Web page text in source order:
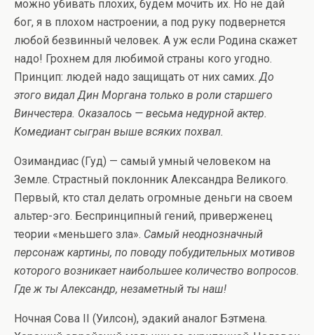
можно убивать плохих, будем мочить их. Но не дай
бог, я в плохом настроении, а под руку подвернется
любой безвинный человек. А уж если Родина скажет
надо! Грохнем для любимой страны кого угодно.
Принцип: людей надо защищать от них самих.До
этого видал Дин Моргана только в роли старшего
Винчестера. Оказалось — весьма недурной актер.
Комедиант сыгран выше всяких похвал.
Озимандиас (Гуд) — самый умный человеком на
Земле. Страстный поклонник Александра Великого.
Первый, кто стал делать огромные деньги на своем
альтер-эго. Беспринципный гений, приверженец
теории «меньшего зла». Самый неоднозначный
персонаж картины, по поводу побудительных мотивов
которого возникает наибольшее количество вопросов.
Где ж ты Александр, незаметный ты наш!
Ночная Сова II (Уилсон), эдакий аналог Бэтмена.